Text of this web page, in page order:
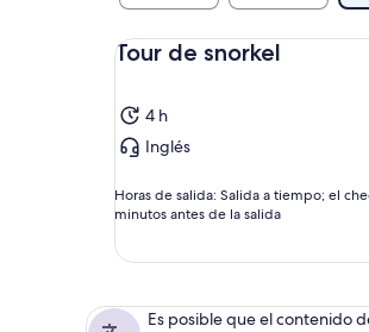
Tour de snorkel
4 h
Inglés
Horas de salida: Salida a tiempo; el
minutos antes de la salida
Es posible que el contenido